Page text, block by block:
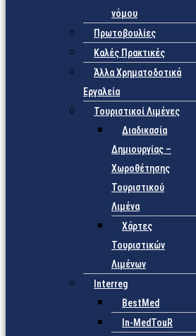
νόμου
Πρωτοβουλίες
Καλές Πρακτικές
Άλλα Χρηματοδοτικά
Εργαλεία
Τουριστικοί Λιμένες
Διαδικασία
Δημιουργίας –
Χωροθέτησης
Τουριστικού
Λιμένα
Χάρτες
Τουριστικών
Λιμένων
Interreg
BestMed
In-MedTouR